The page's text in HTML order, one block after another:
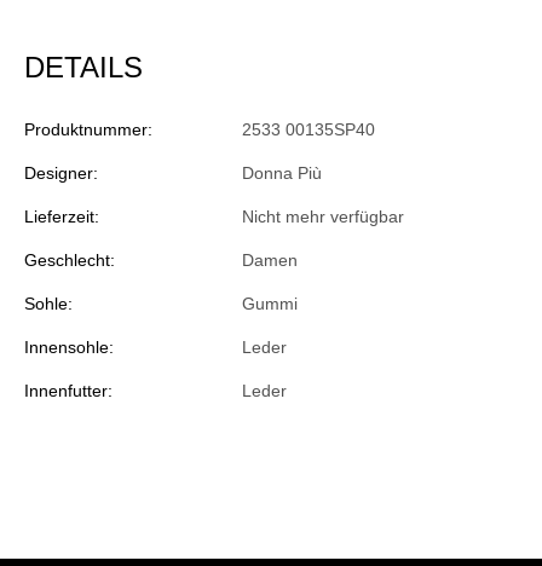
DETAILS
Produktnummer: 2533 00135SP40
Designer: Donna Più
Lieferzeit: Nicht mehr verfügbar
Geschlecht: Damen
Sohle: Gummi
Innensohle: Leder
Innenfutter: Leder